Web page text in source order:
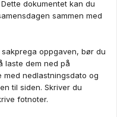
dokumentet kan du
sammen med
oppgaven, bør du
laste dem ned på
med nedlastningsdato og
til siden. Skriver du
fotnoter.